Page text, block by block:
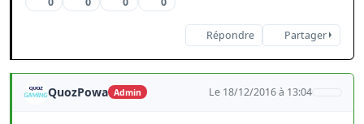
Répondre Partager
QuozPowa Admin Le 18/12/2016 à 13:04